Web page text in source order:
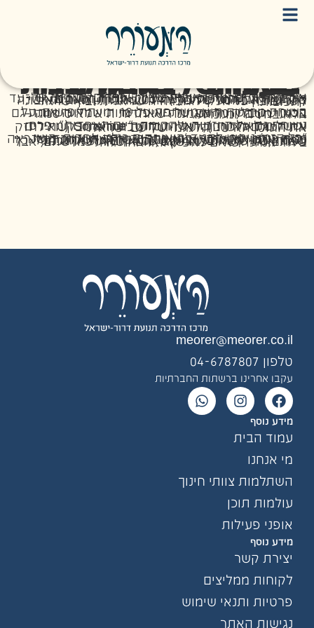
בשעה של כאב הלבבות נפתחים – בת-גלים שער
איך ממשיכים אחרי אובדן שאין לו מילים? בת־גלים – אשת חינוך, מרצה ופעילת ציבור, איבדה את בנה גיל־עד ז"ל באירוע החטיפה והרצח של שלושת הנערים, שהרעיד את המדינה בקיץ 2014. מתוך הכאב האישי, היא בחרה במסע של שליחות שמחברת, מאחדת ובונה קשרים בין כל חלקי החברה הישראלית ובין ישראל לתפוצות.
בשיחה מרגשת היא משתפת על 18 ימי החיפושים, על הכוח שקיבלה מהעם, על האופטימיות שמלווה אותה גם ברגעי משבר, ועל האמונה שאחדות היא לא סיסמה – אלא בחירה יומיומית.
נשוחח גם על היוזמות שהקימה: "יום האחדות", פרס ירושלים לאחדות ישראל, ועמותת Sonshine (מאירים את העולם לזכרם), ועל הדרך שבה היא מבקשת לחזק את החוסן האישי והלאומי של עם ישראל.
"כל הזמן ניסינו להגיד 'בואו נהיה כולנו אחדות, בואו נהיה כולנו אותו דבר, בואו נתקרב אחד לשני, כדי שנראה כמה אנחנו לא ממש אותו דבר, אבל קצת אותו דבר'. והיום אנחנו מבינים שדווקא המגוון הוא המקום הכל-כך מפרה, כל-כך חיובי, המקום של אתם תישארו כמו שאתם, אני אשאר כמו שאני, הם יישארו כמו שהם, אבל ביחד אנחנו יכולים להפיק וואו אחד גדול"
meorer@meorer.co.il
טלפון 04-6787807
עקבו אחרינו ברשתות החברתיות
מידע נוסף
עמוד הבית
מי אנחנו
השתלמות צוותי חינוך
עולמות תוכן
אופני פעילות
מידע נוסף
יצירת קשר
לקוחות ממליצים
פרטיות ותנאי שימוש
נגישות האתר